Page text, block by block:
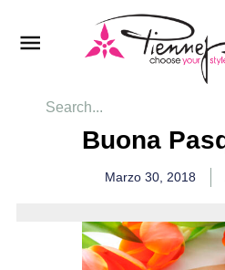
Buona
Marzo 30, 2018